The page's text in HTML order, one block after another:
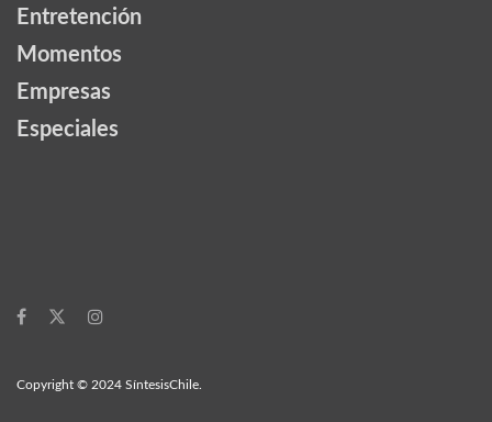
Entretención
Momentos
Empresas
Especiales
Copyright © 2024 SíntesisChile.